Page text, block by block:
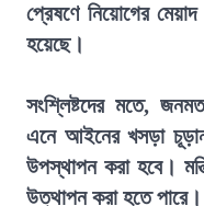
প্রেষণে নিয়োগের
হয়েছে।
সংশ্লিষ্টদের মতে,
এনে আইনের খসড়া
উপস্থাপন করা হবে।
উত্থাপন করা হতে পারে।